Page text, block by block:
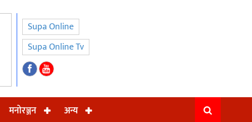
Supa Online
Supa Online Tv
मनोरञ्जन अन्य